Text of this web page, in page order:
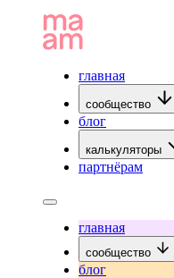
главная
сообщество
блог
калькуляторы
партнёрам
главная
сообщество
блог